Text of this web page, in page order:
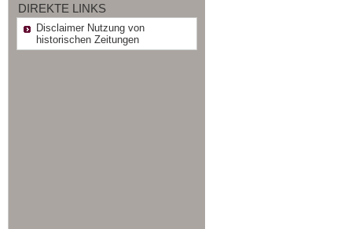
DIREKTE LINKS
Disclaimer Nutzung von
historischen Zeitungen